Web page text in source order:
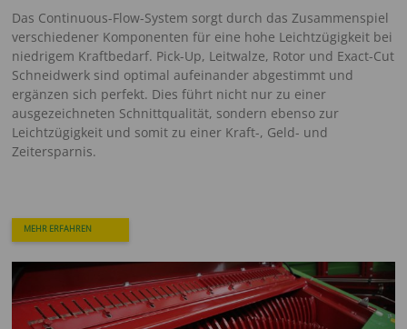
Das Continuous-Flow-System sorgt durch das Zusammenspiel
verschiedener Komponenten für eine hohe Leichtzügigkeit bei
niedrigem Kraftbedarf. Pick-Up, Leitwalze, Rotor und Exact-Cut
Schneidwerk sind optimal aufeinander abgestimmt und
ergänzen sich perfekt. Dies führt nicht nur zu einer
ausgezeichneten Schnittqualität, sondern ebenso zur
Leichtzügigkeit und somit zu einer Kraft-, Geld- und
Zeitersparnis.
MEHR ERFAHREN